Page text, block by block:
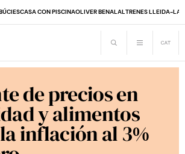
CASA CON PISCINAOLIVER BENALALTRENES LLEIDA-LA
de precios en
y alimentos
inflación al 3%